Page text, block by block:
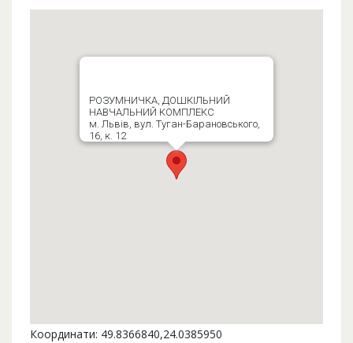
РОЗУМНИЧКА, ДОШКІЛЬНИЙ
НАВЧАЛЬНИЙ КОМПЛЕКС
м. Львів, вул. Туган-Барановського,
16, к. 12
Координати: 49.8366840,24.0385950